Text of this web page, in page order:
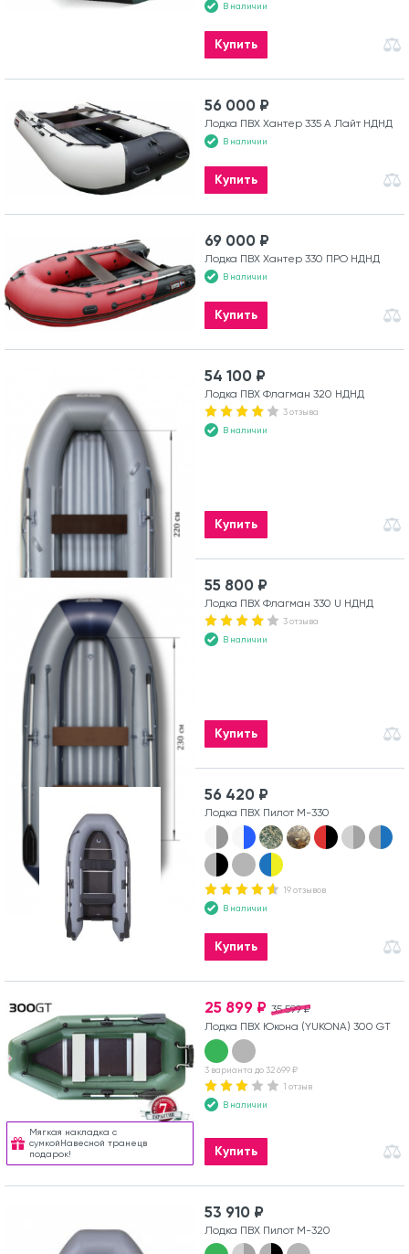
В наличии
Купить
56 000 ₽
Лодка ПВХ Хантер 335 А Лайт НДНД
В наличии
Купить
69 000 ₽
Лодка ПВХ Хантер 330 ПРО НДНД
В наличии
Купить
54 100 ₽
Лодка ПВХ Флагман 320 НДНД
3 отзыва
В наличии
Купить
55 800 ₽
Лодка ПВХ Флагман 330 U НДНД
3 отзыва
В наличии
Купить
56 420 ₽
Лодка ПВХ Пилот М-330
19 отзывов
В наличии
Купить
Мягкая накладка с
сумкойНавесной транецв
подарок!
35 599 ₽
25 899 ₽
Лодка ПВХ Юкона (YUKONA) 300 GT
3 варианта до 32 699 ₽
1 отзыв
В наличии
Купить
53 910 ₽
Лодка ПВХ Пилот М-320